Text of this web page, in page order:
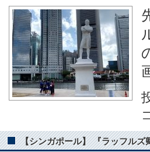
【シンガポール】 『ラッフルズ